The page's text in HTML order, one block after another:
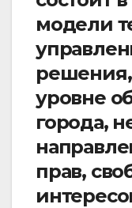
модели
уровне
города,
прав,